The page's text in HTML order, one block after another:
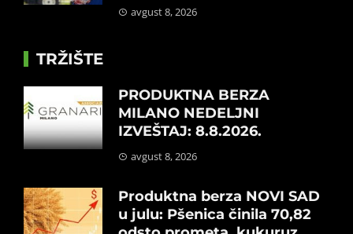
avgust 8, 2026
TRŽIŠTE
PRODUKTNA BERZA
MILANO NEDELJNI
IZVEŠTAJ: 8.8.2026.
avgust 8, 2026
Produktna berza NOVI SAD
u julu: Pšenica činila 70,82